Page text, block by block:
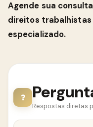
Agende sua
direitos trabalhistas
especializado.
Respostas diretas